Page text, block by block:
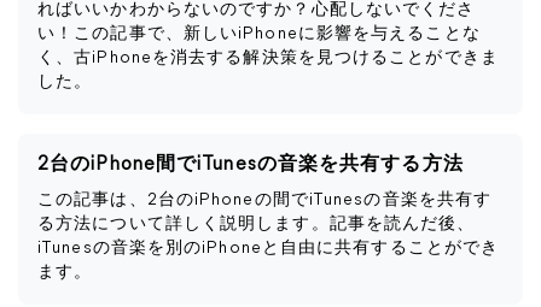
ればいいかわからないのですか？心配しないでくださ
い！この記事で、新しいiPhoneに影響を与えることな
く、古iPhoneを消去する解決策を見つけることができま
した。
2台のiPhone間でiTunesの音楽を共有する方法
この記事は、2台のiPhoneの間でiTunesの音楽を共有す
る方法について詳しく説明します。記事を読んだ後、
iTunesの音楽を別のiPhoneと自由に共有することができ
ます。